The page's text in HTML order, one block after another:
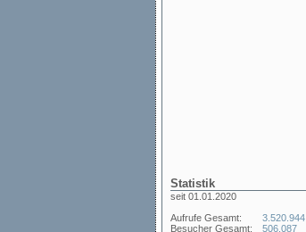
Statistik
seit 01.01.2020
Aufrufe Gesamt:
Besucher Gesamt:
3.520.944
506.087